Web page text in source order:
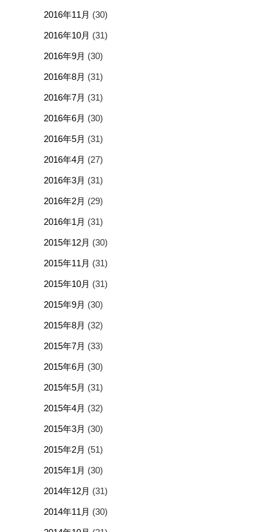
2016年11月 (30)
2016年10月 (31)
2016年9月 (30)
2016年8月 (31)
2016年7月 (31)
2016年6月 (30)
2016年5月 (31)
2016年4月 (27)
2016年3月 (31)
2016年2月 (29)
2016年1月 (31)
2015年12月 (30)
2015年11月 (31)
2015年10月 (31)
2015年9月 (30)
2015年8月 (32)
2015年7月 (33)
2015年6月 (30)
2015年5月 (31)
2015年4月 (32)
2015年3月 (30)
2015年2月 (51)
2015年1月 (30)
2014年12月 (31)
2014年11月 (30)